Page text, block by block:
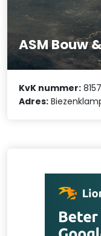
ASM Bouw
KvK nummer:
Adres: